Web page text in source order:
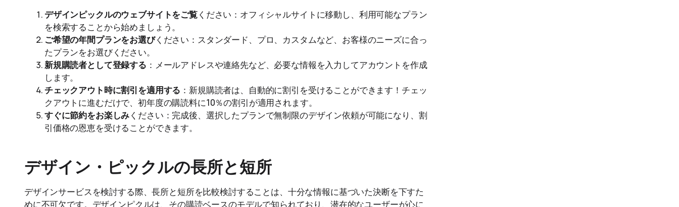
デザインピックルのウェブサイトをご覧ください：オフィシャルサイトに移動し、利用可能なプラン
を検索することから始めましょう。
ご希望の年間プランをお選びください：スタンダード、プロ、カスタムなど、お客様のニーズに合っ
たプランをお選びください。
新規購読者として登録する ：メールアドレスや連絡先など、必要な情報を入力してアカウントを作成
します。
チェックアウト時に割引を適用する ：新規購読者は、自動的に割引を受けることができます！チェッ
クアウトに進むだけで、初年度の購読料に10％の割引が適用されます。
すぐに節約をお楽しみください：完成後、選択したプランで無制限のデザイン依頼が可能になり、割
引価格の恩恵を受けることができます。
デザイン・ピックルの長所と短所
デザインサービスを検討する際、長所と短所を比較検討することは、十分な情報に基づいた決断を下すた
めに不可欠です。デザインピクルは、その購読ベースのモデルで知られており、潜在的なユーザーが心に